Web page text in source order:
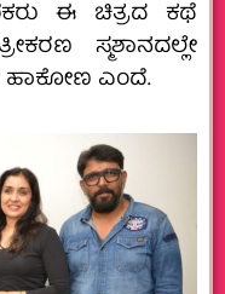
ಈ ಚಿತ್ರದ ಕಥೆ
ಸ್ಮಶಾನದಲ್ಲೇ
ಹಾಕೋಣ ಎಂದೆ.